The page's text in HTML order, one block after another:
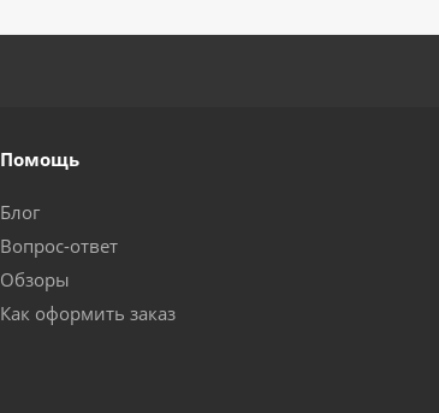
Помощь
Блог
Вопрос-ответ
Обзоры
Как оформить заказ